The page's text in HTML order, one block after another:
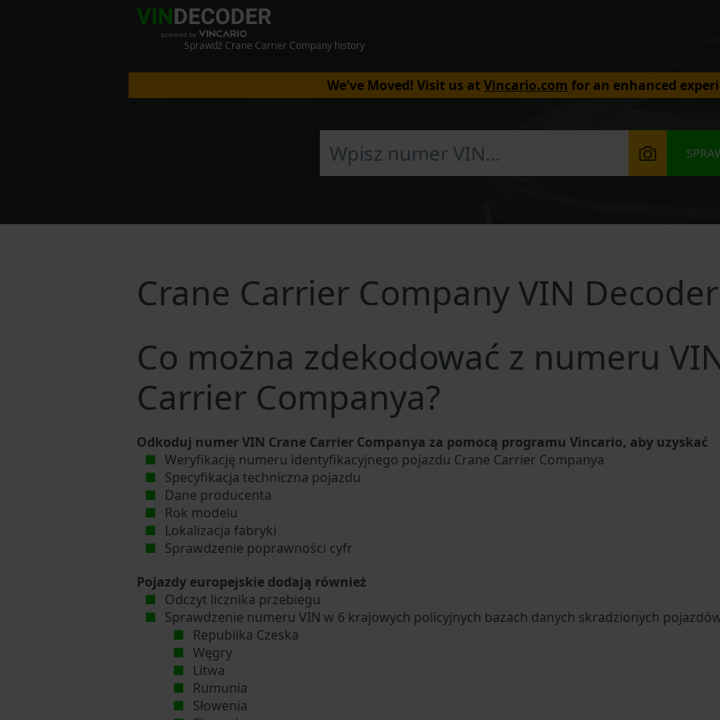
Sprawdź Crane Carrier Company history
We've Moved! Visit us atVincario.com for an enhanced
Crane Carrier Company VIN Decoder
Co można zdekodować z numeru
Carrier Companya?
Odkoduj numer VIN Crane Carrier Companya za pomocą programu Vincario, aby uzyskać
Weryfikację numeru identyfikacyjnego pojazdu Crane Carrier Companya
Specyfikacja techniczna pojazdu
Dane producenta
Rok modelu
Lokalizacja fabryki
Sprawdzenie poprawności cyfr
Pojazdy europejskie dodają również
Odczyt licznika przebiegu
Sprawdzenie numeru VIN w 6 krajowych policyjnych bazach danych skradzionych
Republika Czeska
Węgry
Litwa
Rumunia
Słowenia